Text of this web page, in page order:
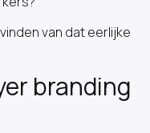
van dat eerlijke
branding